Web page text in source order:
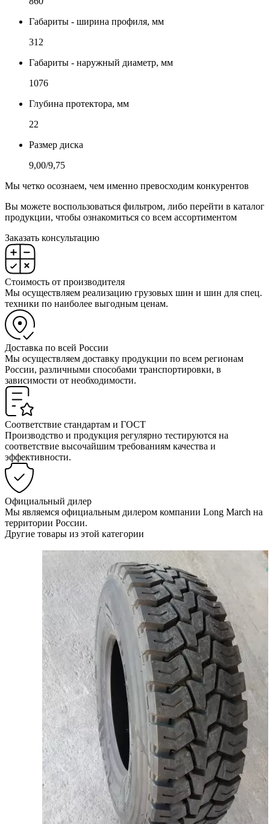
Габариты - ширина профиля, мм
312
Габариты - наружный диаметр, мм
1076
Глубина протектора, мм
22
Размер диска
9,00/9,75
Мы четко осознаем, чем именно превосходим конкурентов
Вы можете воспользоваться фильтром, либо перейти в каталог
продукции, чтобы ознакомиться со всем ассортиментом
Заказать консультацию
Стоимость от производителя
Мы осуществляем реализацию грузовых шин и шин для спец.
техники по наиболее выгодным ценам.
Доставка по всей России
Мы осуществляем доставку продукции по всем регионам
России, различными способами транспортировки, в
зависимости от необходимости.
Соответствие стандартам и ГОСТ
Производство и продукция регулярно тестируются на
соответствие высочайшим требованиям качества и
эффективности.
Официальный дилер
Мы являемся официальным дилером компании Long March на
территории России.
Другие товары из этой категории